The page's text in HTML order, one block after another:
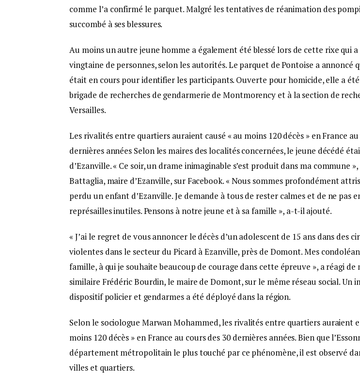
comme l’a confirmé le parquet. Malgré les tentatives de réanimation des
succombé à ses blessures.
Au moins un autre jeune homme a également été blessé lors de cette rixe qui
vingtaine de personnes, selon les autorités. Le parquet de Pontoise a annoncé
était en cours pour identifier les participants. Ouverte pour homicide, elle a
brigade de recherches de gendarmerie de Montmorency et à la section de
Versailles.
Les rivalités entre quartiers auraient causé « au moins 120 décès » en France
dernières années Selon les maires des localités concernées, le jeune décédé
d’Ezanville. « Ce soir, un drame inimaginable s’est produit dans ma commune
Battaglia, maire d’Ezanville, sur Facebook. « Nous sommes profondément
perdu un enfant d’Ezanville. Je demande à tous de rester calmes et de ne pas
représailles inutiles. Pensons à notre jeune et à sa famille », a-t-il ajouté.
« J’ai le regret de vous annoncer le décès d’un adolescent de 15 ans dans des
violentes dans le secteur du Picard à Ezanville, près de Domont. Mes
famille, à qui je souhaite beaucoup de courage dans cette épreuve », a réagi de
similaire Frédéric Bourdin, le maire de Domont, sur le même réseau social. Un
dispositif policier et gendarmes a été déployé dans la région.
Selon le sociologue Marwan Mohammed, les rivalités entre quartiers auraient
moins 120 décès » en France au cours des 30 dernières années. Bien que
département métropolitain le plus touché par ce phénomène, il est observé
villes et quartiers.